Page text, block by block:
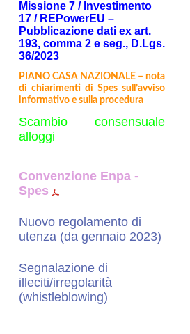
Missione 7 / Investimento
17 / REPowerEU –
Pubblicazione dati ex art.
193, comma 2 e seg., D.Lgs.
36/2023
PIANO CASA NAZIONALE – nota
di chiarimenti di Spes sull’avviso
informativo e sulla procedura
Scambio consensuale
alloggi
Convenzione Enpa -
Spes
Nuovo regolamento di
utenza (da gennaio 2023)
Segnalazione di
illeciti/irregolarità
(whistleblowing)